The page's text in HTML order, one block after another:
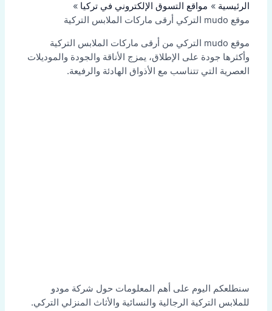
الرئيسية
مواقع التسوق الإلكتروني في تركيا
موقع mudo التركي أرقى ماركات الملابس التركية
موقع mudo التركي من أرقى ماركات الملابس التركية
وأكثرها جودة على الإطلاق، يمزج الأناقة والجودة والموديلات
العصرية التي تتناسب مع الأذواق الهادئة والرفيعة.
سنطلعكم اليوم على أهم المعلومات حول شركة مودو
للملابس التركية الرجالية والنسائية والأثاث المنزلي التركي.